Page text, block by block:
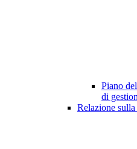
Piano
di
Relazione